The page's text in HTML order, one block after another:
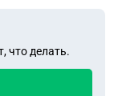
что делать.